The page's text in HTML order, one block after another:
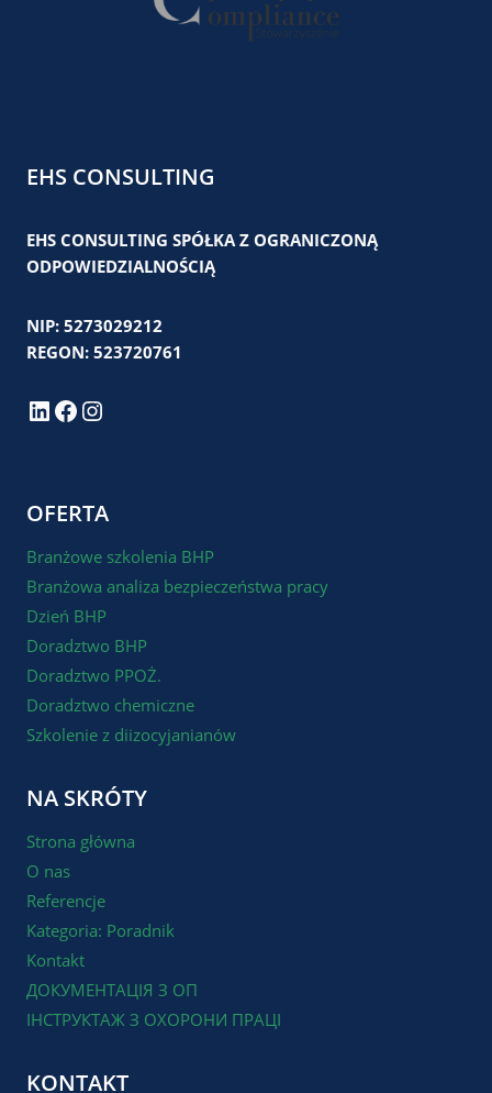
EHS CONSULTING
EHS CONSULTING SPÓŁKA Z OGRANICZONĄ
ODPOWIEDZIALNOŚCIĄ
NIP: 5273029212
REGON: 523720761
LinkedIn
Facebook
Instagram
OFERTA
Branżowe szkolenia BHP
Branżowa analiza bezpieczeństwa pracy
Dzień BHP
Doradztwo BHP
Doradztwo PPOŻ.
Doradztwo chemiczne
Szkolenie z diizocyjanianów
NA SKRÓTY
Strona główna
O nas
Referencje
Kategoria: Poradnik
Kontakt
ДОКУМЕНТАЦІЯ З ОП
ІНСТРУКТАЖ З ОХОРОНИ ПРАЦІ
KONTAKT